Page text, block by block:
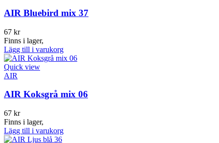
AIR Bluebird mix 37
67 kr
Finns i lager,
Lägg till i varukorg
Quick view
AIR
AIR Koksgrå mix 06
67 kr
Finns i lager,
Lägg till i varukorg